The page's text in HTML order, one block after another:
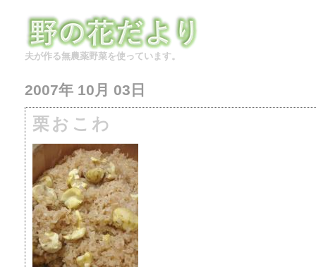
夫が作る無農薬野菜を使っています。
2007年 10月 03日
栗おこわ